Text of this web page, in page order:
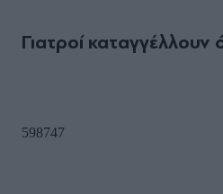
Γιατροί καταγγέλλουν